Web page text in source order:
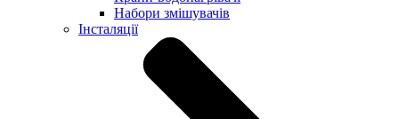
Набори змішувачів
Інсталяції